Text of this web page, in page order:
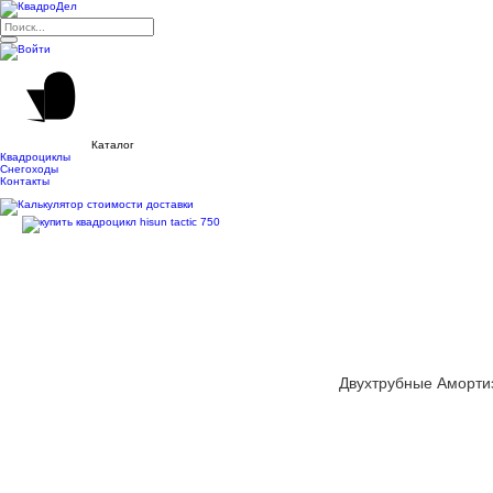
Каталог
Квадроциклы
Снегоходы
Контакты
Двухтрубные